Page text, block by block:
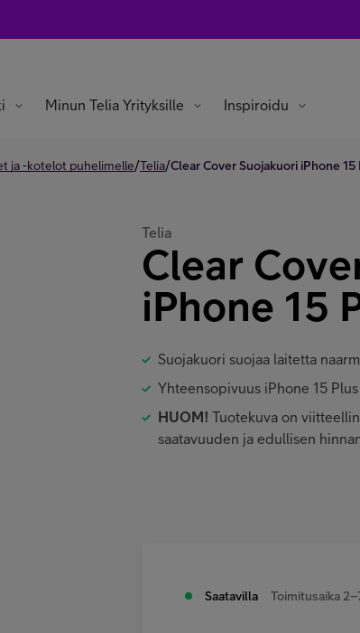
Minun Telia Yrityksille Inspiroidu
ja -kotelot puhelimelle/Telia/Clear Cover Suojakuori iPhone 15
Telia
Clear
iPhone 15
Suojakuori suojaa laitetta
Yhteensopivuus iPhone 15
HUOM! Tuotekuva on
saatavuuden ja edullisen
Saatavilla Toimitusaika